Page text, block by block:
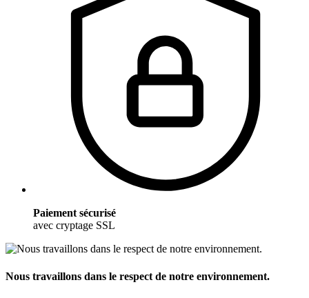
Paiement sécurisé
avec cryptage SSL
Nous travaillons dans le respect de notre environnement.